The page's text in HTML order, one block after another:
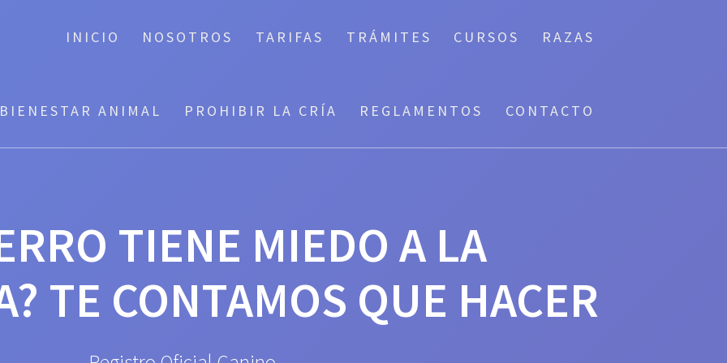
INICIO NOSOTROS TARIFAS TRÁMITES CURSOS RAZAS
BIENESTAR ANIMAL PROHIBIR LA CRÍA REGLAMENTOS CONTACTO
TIENE MIEDO A LA
TE CONTAMOS QUE HACER